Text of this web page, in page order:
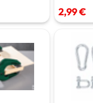
2,99 €